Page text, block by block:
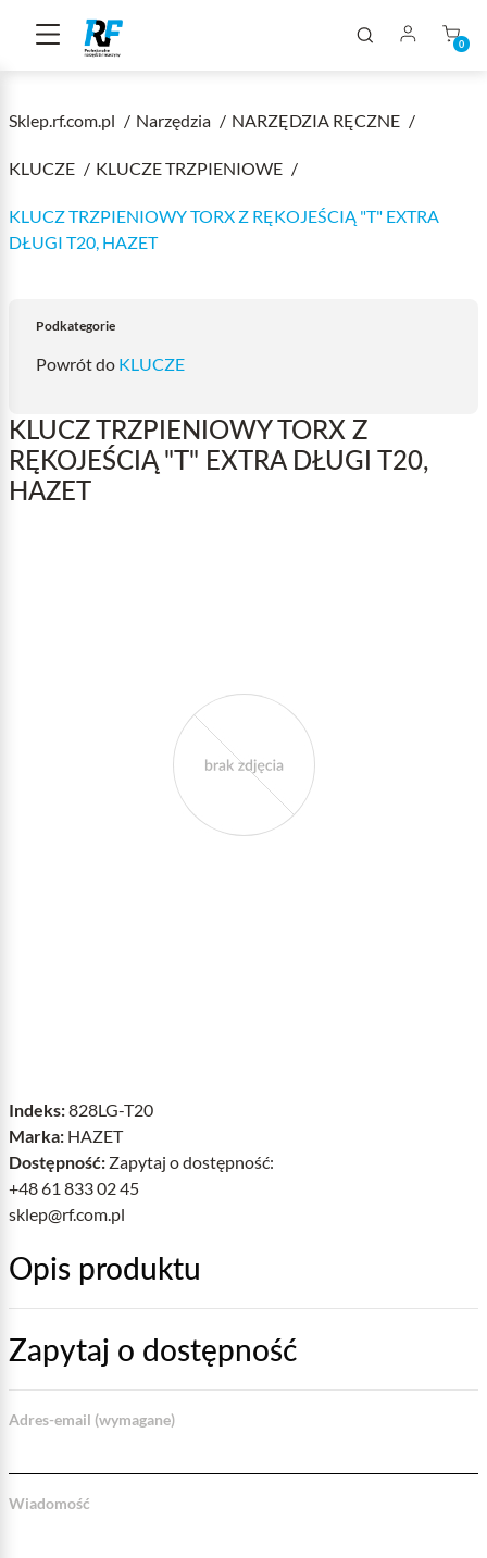
0
Sklep.rf.com.pl Narzędzia NARZĘDZIA RĘCZNE
KLUCZE KLUCZE TRZPIENIOWE
KLUCZ TRZPIENIOWY TORX Z RĘKOJEŚCIĄ "T" EXTRA
DŁUGI T20, HAZET
Podkategorie
Powrót do KLUCZE
KLUCZ TRZPIENIOWY TORX Z
RĘKOJEŚCIĄ "T" EXTRA DŁUGI T20,
HAZET
Indeks:828LG-T20
Marka: HAZET
Dostępność: Zapytaj o dostępność:
+48 61 833 02 45
sklep@rf.com.pl
Opis produktu
Zapytaj o dostępność
Adres-email (wymagane)
Wiadomość